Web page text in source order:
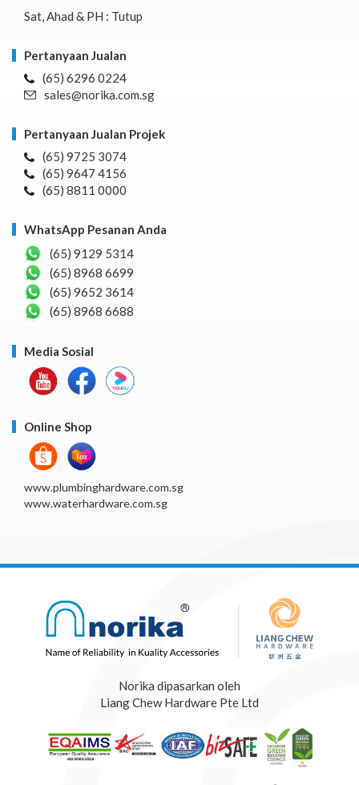
Sat, Ahad & PH : Tutup
Pertanyaan Jualan
(65) 6296 0224
sales@norika.com.sg
Pertanyaan Jualan Projek
(65) 9725 3074
(65) 9647 4156
(65) 8811 0000
WhatsApp Pesanan Anda
(65) 9129 5314
(65) 8968 6699
(65) 9652 3614
(65) 8968 6688
Media Sosial
Online Shop
www.plumbinghardware.com.sg
www.waterhardware.com.sg
Norika dipasarkan oleh
Liang Chew Hardware Pte Ltd